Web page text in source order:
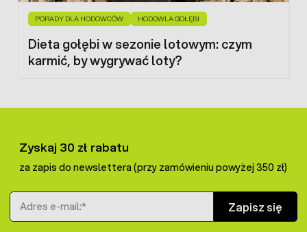
PORADY DLA HODOWCÓW HODOWLA GOŁĘBI
Dieta gołębi w sezonie lotowym: czym
karmić, by wygrywać loty?
Zyskaj 30 zł rabatu
za zapis do newslettera (przy zamówieniu powyżej 350 zł)
Adres e-mail
Zapisz się